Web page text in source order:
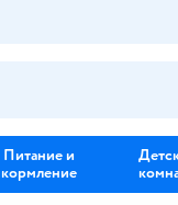
Питание и
кормление